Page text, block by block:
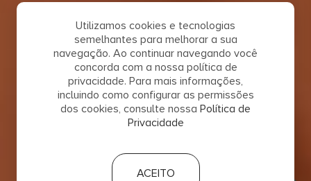
Utilizamos cookies e tecnologias
semelhantes para melhorar a sua
navegação. Ao continuar navegando você
concorda com a nossa política de
privacidade. Para mais informações,
incluindo como configurar as permissões
dos cookies, consulte nossa Política de
Privacidade
ACEITO